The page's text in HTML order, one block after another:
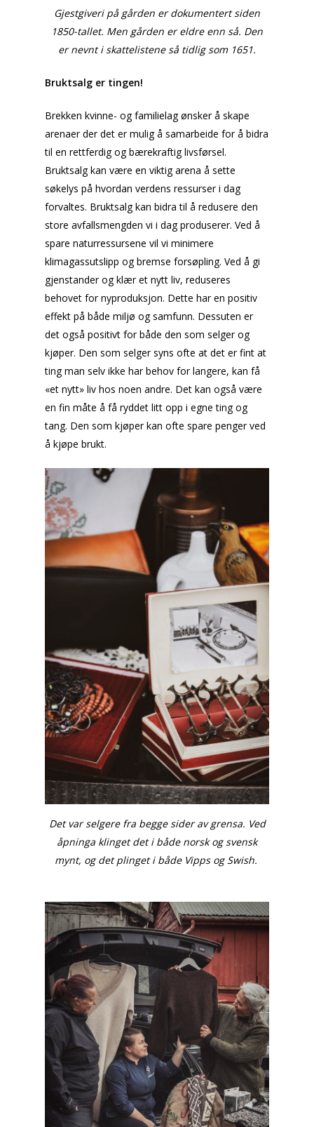
Gjestgiveri på gården er dokumentert siden
1850-tallet. Men gården er eldre enn så. Den
er nevnt i skattelistene så tidlig som 1651.
Bruktsalg er tingen!
Brekken kvinne- og familielag ønsker å skape
arenaer der det er mulig å samarbeide for å bidra
til en rettferdig og bærekraftig livsførsel.
Bruktsalg kan være en viktig arena å sette
søkelys på hvordan verdens ressurser i dag
forvaltes. Bruktsalg kan bidra til å redusere den
store avfallsmengden vi i dag produserer. Ved å
spare naturressursene vil vi minimere
klimagassutslipp og bremse forsøpling. Ved å gi
gjenstander og klær et nytt liv, reduseres
behovet for nyproduksjon. Dette har en positiv
effekt på både miljø og samfunn. Dessuten er
det også positivt for både den som selger og
kjøper. Den som selger syns ofte at det er fint at
ting man selv ikke har behov for langere, kan få
«et nytt» liv hos noen andre. Det kan også være
en fin måte å få ryddet litt opp i egne ting og
tang. Den som kjøper kan ofte spare penger ved
å kjøpe brukt.
Det var selgere fra begge sider av grensa. Ved
åpninga klinget det i både norsk og svensk
mynt, og det plinget i både Vipps og Swish.
Brekken bibliotek
Natur og
Næringsliv
Lag og foreninger
Praktisk info
Kontakt
Mest populært siste